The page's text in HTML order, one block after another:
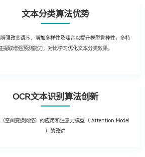
文本分类算法优势
强改变语序、增加多样性及噪音以提升模型鲁棒性，多特
提取增强预测能力，对比学习优化文本分类效果。
OCR文本识别算法创新
（空间变换网络）的应用和注意力模型（ Attention Model
）的改进